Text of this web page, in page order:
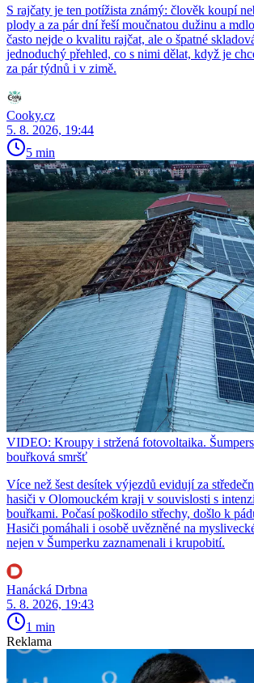
S rajčaty je ten potížista známý: člověk koupí
plody a za pár dní řeší moučnatou dužinu a
často nejde o kvalitu rajčat, ale o špatné
jednoduchý přehled, co s nimi dělat, když je
za pár týdnů i v zimě.
Cooky.cz
5. 8. 2026, 19:44
5 min
VIDEO: Kroupy i stržená fotovoltaika.
bouřková smršť
Více než šest desítek výjezdů evidují za
hasiči v Olomouckém kraji v souvislosti s
bouřkami. Počasí poškodilo střechy, došlo k
Hasiči pomáhali i osobě uvězněné na
nejen v Šumperku zaznamenali i krupobití.
Hanácká Drbna
5. 8. 2026, 19:43
1 min
Reklama